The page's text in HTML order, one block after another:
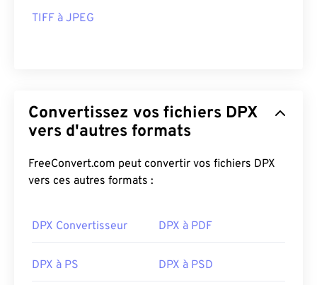
TIFF à JPEG
Convertissez vos fichiers DPX
vers d'autres formats
FreeConvert.com peut convertir vos fichiers DPX
vers ces autres formats :
DPX Convertisseur DPX à PDF
DPX à PS DPX à PSD